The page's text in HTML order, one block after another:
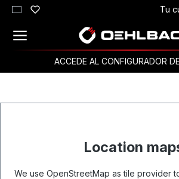
Saltar al contenido principal Tu
ACCEDE AL CONFIGURADOR
Location
We use OpenStreetMap as tile provider